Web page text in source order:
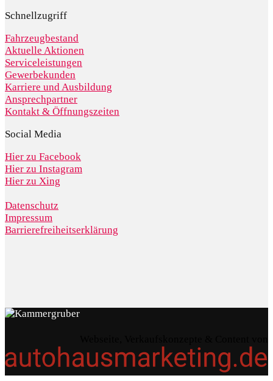
Schnellzugriff
Fahrzeugbestand
Aktuelle Aktionen
Serviceleistungen
Gewerbekunden
Karriere und Ausbildung
Ansprechpartner
Kontakt & Öffnungszeiten
Social Media
Hier zu Facebook
Hier zu Instagram
Hier zu Xing
Datenschutz
Impressum
Barrierefreiheitserklärung